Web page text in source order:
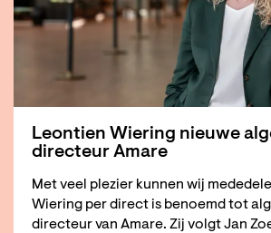
Leontien Wiering nieuwe
directeur Amare
Met veel plezier kunnen wij
Wiering per direct is benoemd tot
directeur van Amare. Zij volgt Jan